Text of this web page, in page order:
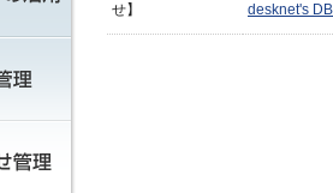
せ】
desknet's